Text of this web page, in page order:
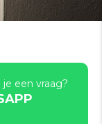
een vraag?